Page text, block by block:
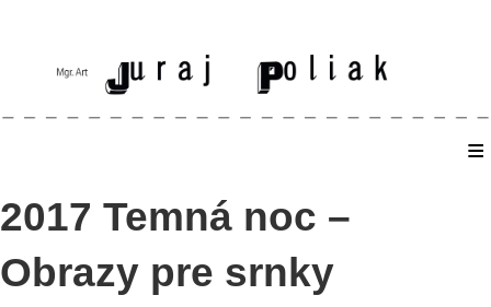
≡
2017 Temná noc –
Obrazy pre srnky